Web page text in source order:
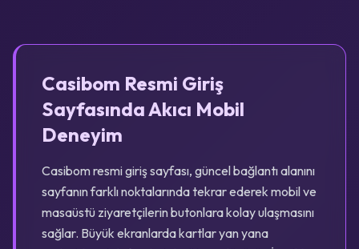
Casibom Resmi Giriş
Sayfasında Akıcı Mobil
Deneyim
Casibom resmi giriş sayfası, güncel bağlantı alanını
sayfanın farklı noktalarında tekrar ederek mobil ve
masaüstü ziyaretçilerin butonlara kolay ulaşmasını
sağlar. Büyük ekranlarda kartlar yan yana